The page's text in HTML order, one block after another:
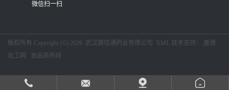
微信扫一扫
版权所有 Copyright (©) 2026 武汉鼎信通药业有限公司 XML 技术支持： 盖德
化工网
食品商务网